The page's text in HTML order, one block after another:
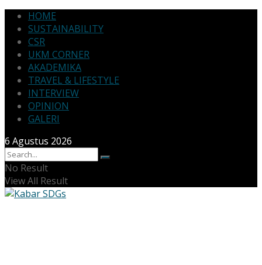
HOME
SUSTAINABILITY
CSR
UKM CORNER
AKADEMIKA
TRAVEL & LIFESTYLE
INTERVIEW
OPINION
GALERI
6 Agustus 2026
No Result
View All Result